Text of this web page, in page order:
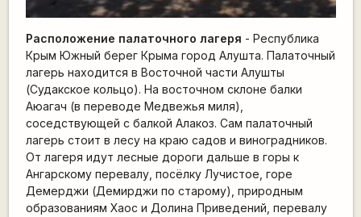
Расположение палаточного лагеря - Республика
Крым Южный берег Крыма город Алушта. Палаточный
лагерь находится в Восточной части Алушты
(Судакское кольцо). На восточном склоне балки
Аюагач (в переводе Медвежья миля),
соседствующей с балкой Алакоз. Сам палаточный
лагерь стоит в лесу на краю садов и виноградников.
От лагеря идут лесные дороги дальше в горы к
Ангарскому перевалу, посёлку Лучистое, горе
Демерджи (Демирджи по старому), природным
образованиям Хаос и Долина Приведений, перевалу